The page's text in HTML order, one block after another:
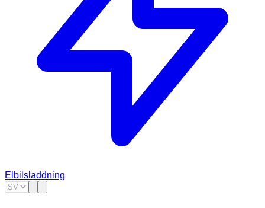
Elbilsladdning